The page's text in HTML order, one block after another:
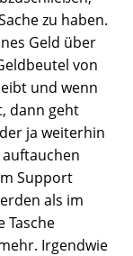
zu haben.
Geld über
von
und wenn
dann geht
ja weiterhin
Support
als im
Tasche
Irgendwie